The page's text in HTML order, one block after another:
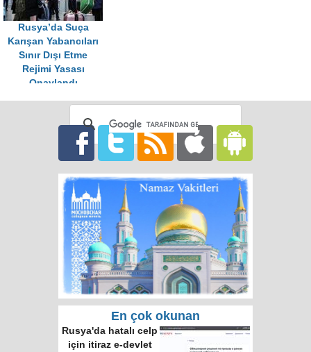
Rusya’da Suça
Karışan Yabancıları
Sınır Dışı Etme
Rejimi Yasası
Onaylandı
En çok okunan
Rusya'da hatalı celp
için itiraz e-devlet